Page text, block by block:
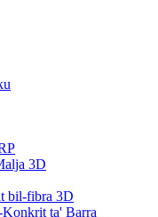
3D
bil-fibra 3D
ta' Barra